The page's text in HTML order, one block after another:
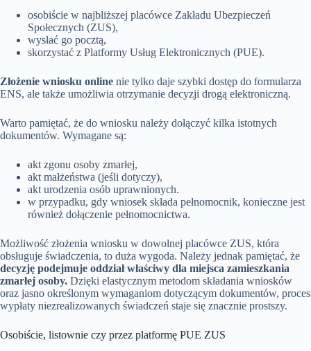
osobiście w najbliższej placówce Zakładu Ubezpieczeń
Społecznych (ZUS),
wysłać go pocztą,
skorzystać z Platformy Usług Elektronicznych (PUE).
Złożenie wniosku online nie tylko daje szybki dostęp do formularza
ENS, ale także umożliwia otrzymanie decyzji drogą elektroniczną.
Warto pamiętać, że do wniosku należy dołączyć kilka istotnych
dokumentów. Wymagane są:
akt zgonu osoby zmarłej,
akt małżeństwa (jeśli dotyczy),
akt urodzenia osób uprawnionych.
w przypadku, gdy wniosek składa pełnomocnik, konieczne jest
również dołączenie pełnomocnictwa.
Możliwość złożenia wniosku w dowolnej placówce ZUS, która
obsługuje świadczenia, to duża wygoda. Należy jednak pamiętać, że
decyzję podejmuje oddział właściwy dla miejsca zamieszkania
zmarłej osoby. Dzięki elastycznym metodom składania wniosków
oraz jasno określonym wymaganiom dotyczącym dokumentów, proces
wypłaty niezrealizowanych świadczeń staje się znacznie prostszy.
Osobiście, listownie czy przez platformę PUE ZUS